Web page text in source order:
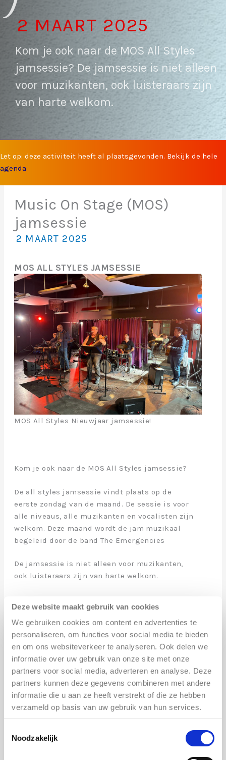
Deze website maakt gebruik van cookies
We gebruiken cookies om content en advertenties te
personaliseren, om functies voor social media te bieden
en om ons websiteverkeer te analyseren. Ook delen we
informatie over uw gebruik van onze site met onze
partners voor social media, adverteren en analyse. Deze
partners kunnen deze gegevens combineren met andere
informatie die u aan ze heeft verstrekt of die ze hebben
verzameld op basis van uw gebruik van hun services.
Noodzakelijk
2 MAART 2025
Kom je ook naar de MOS All Styles
jamsessie? De jamsessie is niet alleen
voor muzikanten, ook luisteraars zijn
van harte welkom.
Let op: deze activiteit heeft al plaatsgevonden. Bekijk de hele
agenda
Music On Stage (MOS)
jamsessie
2 MAART 2025
MOS ALL STYLES JAMSESSIE
MOS All Styles Nieuwjaar jamsessie!
Kom je ook naar de MOS All Styles jamsessie?
De all styles jamsessie vindt plaats op de
eerste zondag van de maand. De sessie is voor
alle niveaus, alle muzikanten en vocalisten zijn
welkom. Deze maand wordt de jam muzikaal
begeleid door de band The Emergencies
De jamsessie is niet alleen voor muzikanten,
ook luisteraars zijn van harte welkom.
zingen.
Backline aanwezig.
Kom muziek maken of gewoon lekker luisteren!
CULTUURDOME
1333 XS Almere Buiten